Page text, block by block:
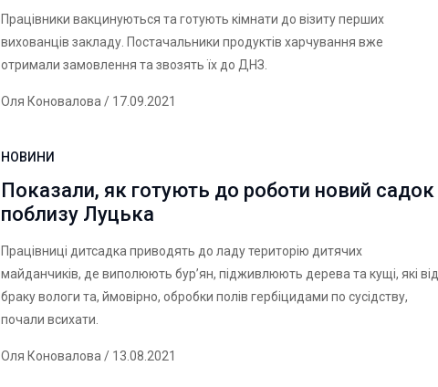
Працівники вакцинуються та готують кімнати до візиту перших
вихованців закладу. Постачальники продуктів харчування вже
отримали замовлення та звозять їх до ДНЗ.
Оля Коновалова/ 17.09.2021
НОВИНИ
Показали, як готують до роботи новий садок
поблизу Луцька
Працівниці дитсадка приводять до ладу територію дитячих
майданчиків, де виполюють бур’ян, підживлюють дерева та кущі, які від
браку вологи та, ймовірно, обробки полів гербіцидами по сусідству,
почали всихати.
Оля Коновалова / 13.08.2021